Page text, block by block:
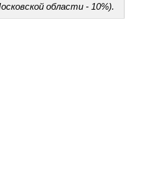
области - 10%).